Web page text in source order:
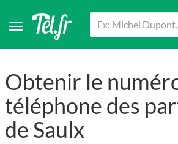
Obtenir le
téléphone des
de Saulx